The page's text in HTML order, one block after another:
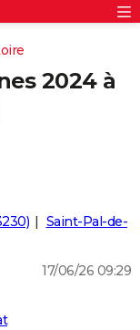
2024 à
Saint-Pal-de-
17/06/26 09:29